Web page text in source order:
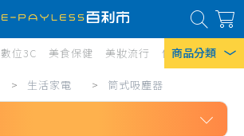
商品分類
數位3C 美食保健 美妝流行 傢俱寢具 居
> 生活家電 > 筒式吸塵器